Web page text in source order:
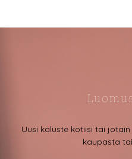
Uusi kaluste kotiisi tai
kaupasta